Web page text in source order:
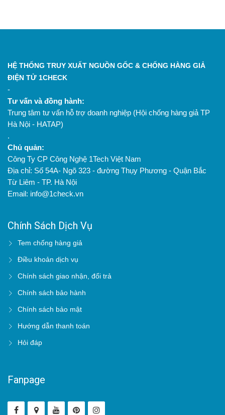
HỆ THỐNG TRUY XUẤT NGUỒN GỐC & CHỐNG HÀNG GIẢ
ĐIỆN TỬ 1CHECK
-
Tư vấn và đồng hành:
Trung tâm tư vấn hỗ trợ doanh nghiệp (Hội chống hàng giả TP
Hà Nội - HATAP)
.
Chủ quản:
Công Ty CP Công Nghệ 1Tech Việt Nam
Địa chỉ: Số 54A- Ngõ 323 - đường Thụy Phương - Quận Bắc
Từ Liêm - TP. Hà Nội
Email: info@1check.vn
Chính Sách Dịch Vụ
Tem chống hàng giả
Điều khoản dịch vụ
Chính sách giao nhận, đổi trả
Chính sách bảo hành
Chính sách bảo mật
Hướng dẫn thanh toán
Hỏi đáp
Fanpage